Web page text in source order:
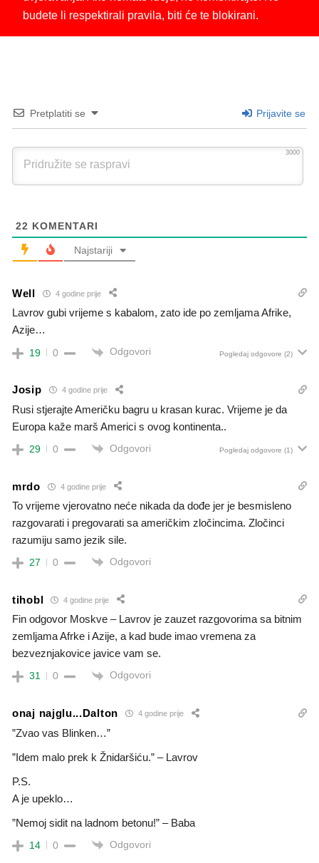
budete li respektirali pravila, biti će te blokirani.
Pretplatiti se Prijavite se
3000
22 KOMENTARI
Najstariji
Well 4 godine prije
Lavrov gubi vrijeme s kabalom, zato ide po zemljama Afrike,
Azije…
19 0 Odgovori Pogledaj odgovore (2)
Josip 4 godine prije
Rusi stjerajte Američku bagru u krasan kurac. Vrijeme je da
Europa kaže marš Americi s ovog kontinenta..
29 0 Odgovori Pogledaj odgovore (1)
mrdo 4 godine prije
To vrijeme vjerovatno neće nikada da dođe jer je besmisleno
razgovarati i pregovarati sa američkim zločincima. Zločinci
razumiju samo jezik sile.
27 0 Odgovori
tihobl 4 godine prije
Fin odgovor Moskve – Lavrov je zauzet razgovorima sa bitnim
zemljama Afrke i Azije, a kad bude imao vremena za
bezveznjakovice javice vam se.
31 0 Odgovori
onaj najglu...Dalton 4 godine prije
”Zvao vas Blinken…”
”Idem malo prek k Žnidaršiću.” – Lavrov
P.S.
A je upeklo…
”Nemoj sidit na ladnom betonu!” – Baba
14 0 Odgovori